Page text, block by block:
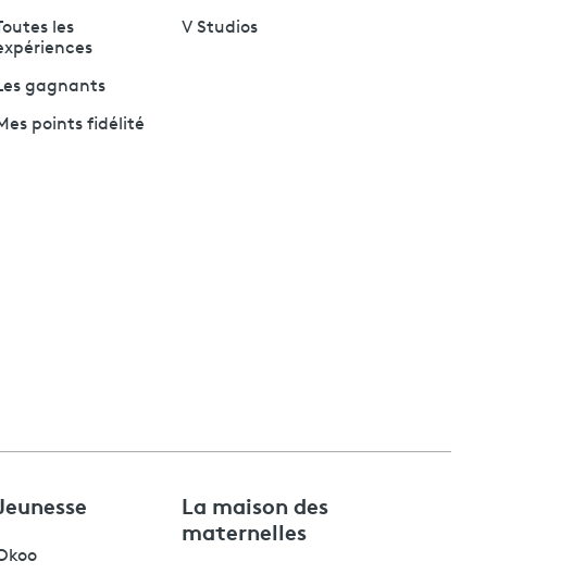
les
gagnants
points fidélité
V Studios
La maison des
maternelles